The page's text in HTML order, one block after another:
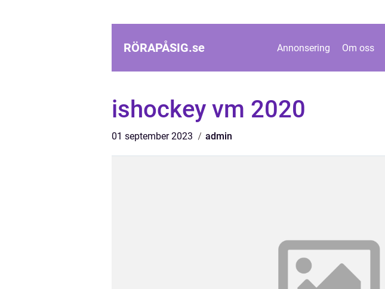
RÖRAPÅSIG.se Annonsering Om oss
ishockey vm 2020
01 september 2023 admin